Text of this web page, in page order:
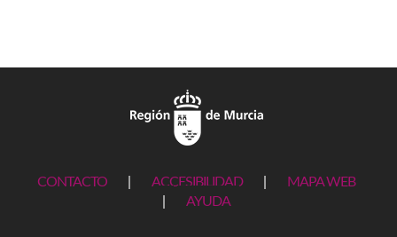
CONTACTO ACCESIBILIDAD
MAPA WEB
AYUDA